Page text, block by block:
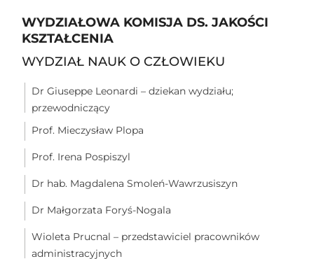
WYDZIAŁOWA KOMISJA DS. JAKOŚCI
KSZTAŁCENIA
WYDZIAŁ NAUK O CZŁOWIEKU
Dr Giuseppe Leonardi – dziekan wydziału;
przewodniczący
Prof. Mieczysław Plopa
Prof. Irena Pospiszyl
Dr hab. Magdalena Smoleń-Wawrzusiszyn
Dr Małgorzata Foryś-Nogala
Wioleta Prucnal – przedstawiciel pracowników
administracyjnych